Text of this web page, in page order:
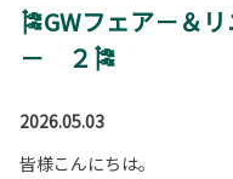
🎏GWフェア－＆
－ ２🎏
2026.05.03
皆様こんにちは。